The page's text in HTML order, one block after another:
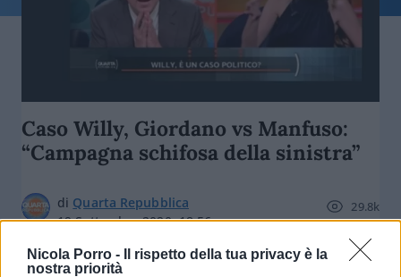
Nicola Porro -
Il rispetto della tua privacy è la
nostra priorità
Caso Willy, Giordano vs Manfuso:
“Campagna schifosa della sinistra”
di Quarta Repubblica
19 Settembre 2020, 18:56
29.8k